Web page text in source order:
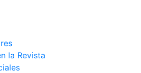
la Revista